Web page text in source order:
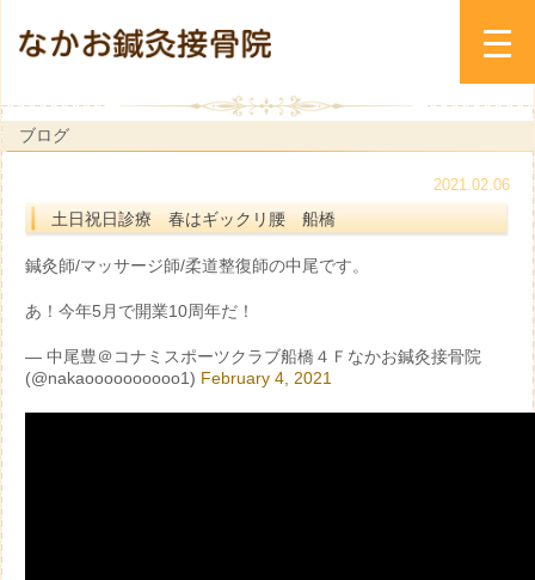
ブログ
2021.02.06
土日祝日診療 春はギックリ腰 船橋
鍼灸師/マッサージ師/柔道整復師の中尾です。
あ！今年5月で開業10周年だ！
— 中尾豊＠コナミスポーツクラブ船橋４Ｆなかお鍼灸接骨院
(@nakaoooooooooo1) February 4, 2021